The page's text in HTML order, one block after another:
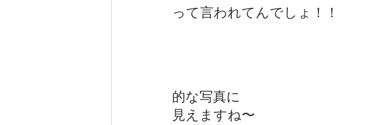
って言われてんでしょ！！
的な写真に
見えますね〜